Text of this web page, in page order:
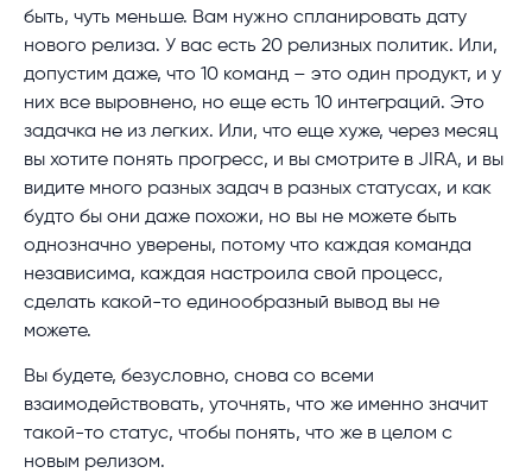
быть, чуть меньше. Вам нужно спланировать дату
нового релиза. У вас есть 20 релизных политик. Или,
допустим даже, что 10 команд – это один продукт, и у
них все выровнено, но еще есть 10 интеграций. Это
задачка не из легких. Или, что еще хуже, через месяц
вы хотите понять прогресс, и вы смотрите в JIRA, и вы
видите много разных задач в разных статусах, и как
будто бы они даже похожи, но вы не можете быть
однозначно уверены, потому что каждая команда
независима, каждая настроила свой процесс,
сделать какой-то единообразный вывод вы не
можете.
Вы будете, безусловно, снова со всеми
взаимодействовать, уточнять, что же именно значит
такой-то статус, чтобы понять, что же в целом с
новым релизом.